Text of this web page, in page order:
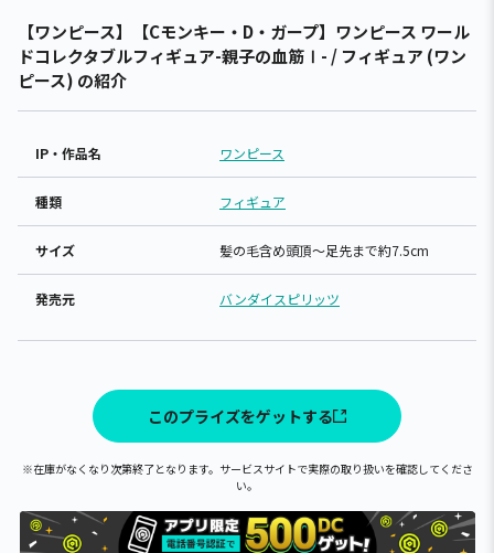
【ワンピース】【Cモンキー・D・ガープ】ワンピース ワール
ドコレクタブルフィギュア-親子の血筋Ⅰ- / フィギュア (ワン
ピース) の紹介
IP・作品名 ワンピース
種類 フィギュア
サイズ 髪の毛含め頭頂～足先まで約7.5cm
発売元 バンダイスピリッツ
このプライズをゲットする
※在庫がなくなり次第終了となります。サービスサイトで実際の取り扱いを確認してくださ
い。